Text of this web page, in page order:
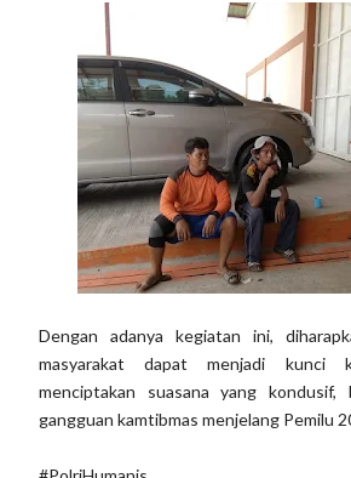
Dengan adanya kegiatan ini,
masyarakat dapat menjadi kunci
menciptakan suasana yang
gangguan kamtibmas menjelang Pemilu